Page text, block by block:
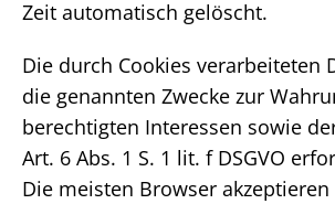
Zeit automatisch gelöscht.
Die durch Cookies verarbeiteten
die genannten Zwecke zur
berechtigten Interessen sowie
Art. 6 Abs. 1 S. 1 lit. f DSGVO
Die meisten Browser akzeptieren